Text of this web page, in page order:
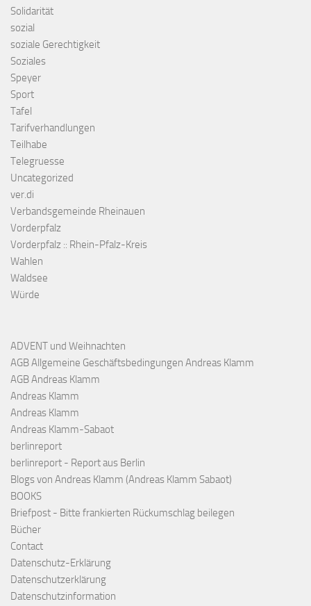
Solidarität
sozial
soziale Gerechtigkeit
Soziales
Speyer
Sport
Tafel
Tarifverhandlungen
Teilhabe
Telegruesse
Uncategorized
ver.di
Verbandsgemeinde Rheinauen
Vorderpfalz
Vorderpfalz :: Rhein-Pfalz-Kreis
Wahlen
Waldsee
Würde
ADVENT und Weihnachten
AGB Allgemeine Geschäftsbedingungen Andreas Klamm
AGB Andreas Klamm
Andreas Klamm
Andreas Klamm
Andreas Klamm-Sabaot
berlinreport
berlinreport - Report aus Berlin
Blogs von Andreas Klamm (Andreas Klamm Sabaot)
BOOKS
Briefpost - Bitte frankierten Rückumschlag beilegen
Bücher
Contact
Datenschutz-Erklärung
Datenschutzerklärung
Datenschutzinformation